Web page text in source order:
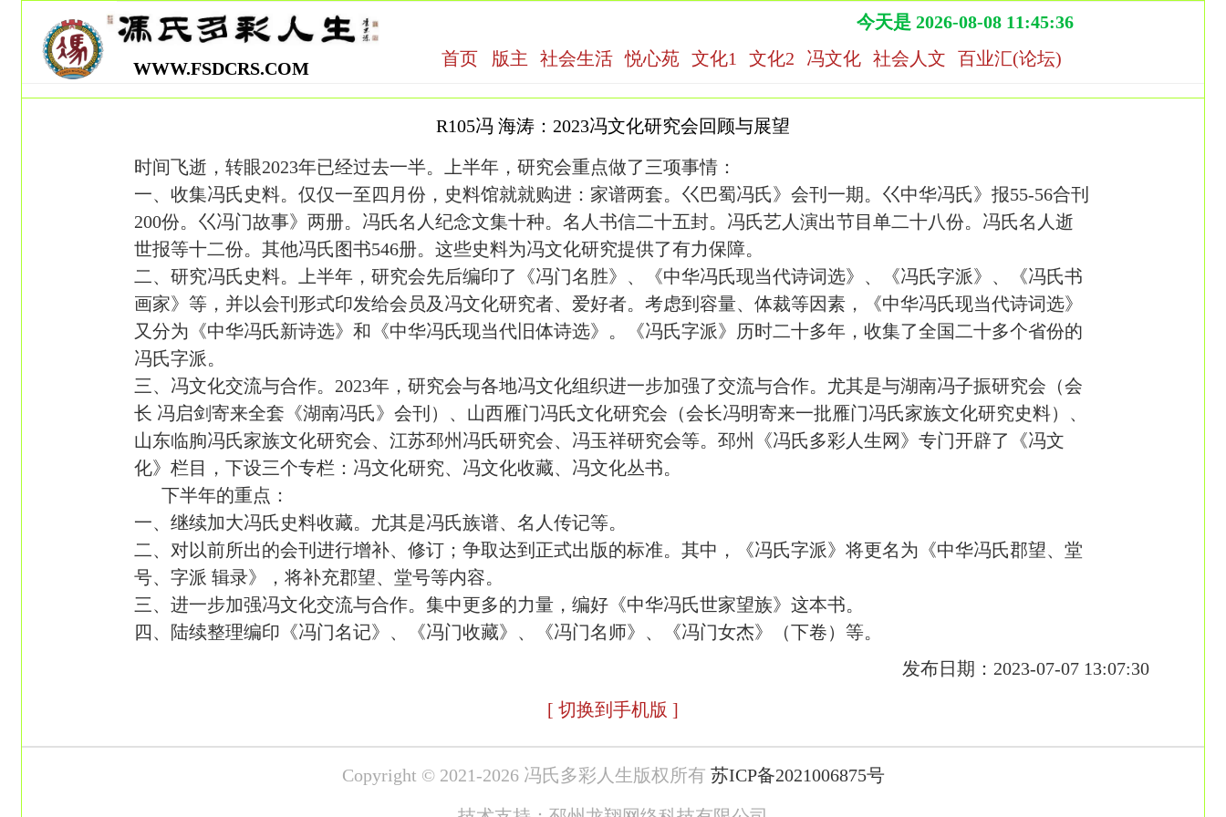
WWW.FSDCRS.COM
今天是 2026-08-08 11:45:36
首页
版主 社会生活 悦心苑 文化1 文化2 冯文化 社会人文 百业汇(论坛)
R105冯 海涛：2023冯文化研究会回顾与展望
时间飞逝，转眼2023年已经过去一半。上半年，研究会重点做了三项事情：
一、收集冯氏史料。仅仅一至四月份，史料馆就就购进：家谱两套。巜巴蜀冯氏》会刊一期。巜中华冯氏》报55-56合刊
200份。巜冯门故事》两册。冯氏名人纪念文集十种。名人书信二十五封。冯氏艺人演出节目单二十八份。冯氏名人逝
世报等十二份。其他冯氏图书546册。这些史料为冯文化研究提供了有力保障。
二、研究冯氏史料。上半年，研究会先后编印了《冯门名胜》、《中华冯氏现当代诗词选》、《冯氏字派》、《冯氏书
画家》等，并以会刊形式印发给会员及冯文化研究者、爱好者。考虑到容量、体裁等因素，《中华冯氏现当代诗词选》
又分为《中华冯氏新诗选》和《中华冯氏现当代旧体诗选》。《冯氏字派》历时二十多年，收集了全国二十多个省份的
冯氏字派。
三、冯文化交流与合作。2023年，研究会与各地冯文化组织进一步加强了交流与合作。尤其是与湖南冯子振研究会（会
长 冯启剑寄来全套《湖南冯氏》会刊）、山西雁门冯氏文化研究会（会长冯明寄来一批雁门冯氏家族文化研究史料）、
山东临朐冯氏家族文化研究会、江苏邳州冯氏研究会、冯玉祥研究会等。邳州《冯氏多彩人生网》专门开辟了《冯文
化》栏目，下设三个专栏：冯文化研究、冯文化收藏、冯文化丛书。
下半年的重点：
一、继续加大冯氏史料收藏。尤其是冯氏族谱、名人传记等。
二、对以前所出的会刊进行增补、修订；争取达到正式出版的标准。其中，《冯氏字派》将更名为《中华冯氏郡望、堂
号、字派 辑录》，将补充郡望、堂号等内容。
三、进一步加强冯文化交流与合作。集中更多的力量，编好《中华冯氏世家望族》这本书。
四、陆续整理编印《冯门名记》、《冯门收藏》、《冯门名师》、《冯门女杰》（下卷）等。
发布日期：2023-07-07 13:07:30
[ 切换到手机版 ]
Copyright © 2021-2026 冯氏多彩人生版权所有 苏ICP备2021006875号